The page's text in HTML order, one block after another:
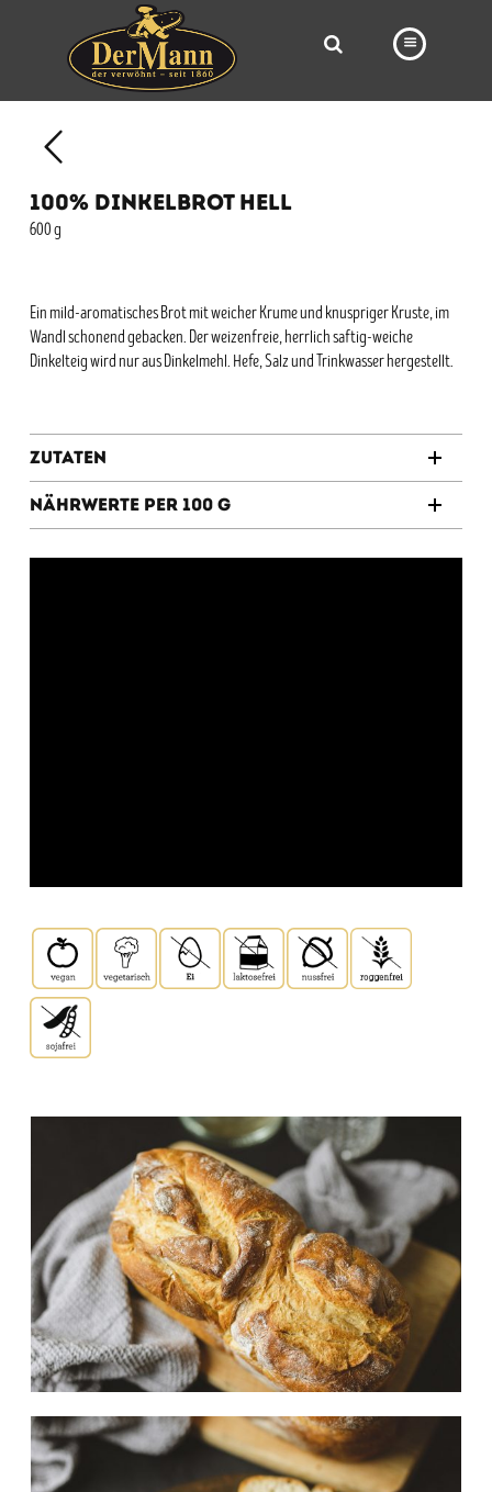
BÄCKEREI
VORBESTELLUNG
NEWS
VIDEOS
100% DINKELBROT HELL
600 g
Ein mild-aromatisches Brot mit weicher Krume und knuspriger Kruste, im
Wandl schonend gebacken. Der weizenfreie, herrlich saftig-weiche
Dinkelteig wird nur aus Dinkelmehl. Hefe, Salz und Trinkwasser hergestellt.
Zutaten
Nährwerte per 100 g